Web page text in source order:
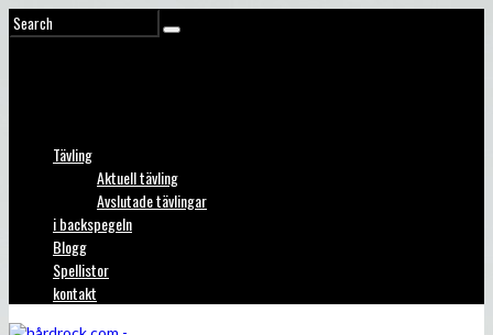
Tävling
Aktuell tävling
Avslutade tävlingar
i backspegeln
Blogg
Spellistor
kontakt